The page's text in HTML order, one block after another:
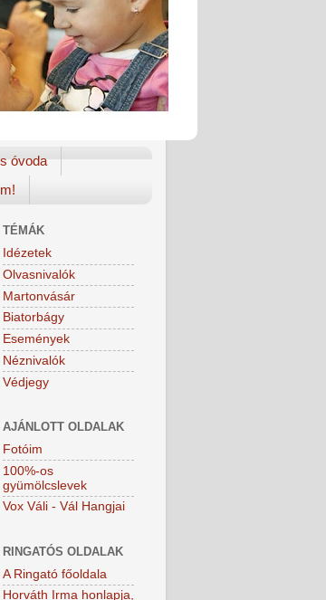
óvoda
TÉMÁK
Idézetek
Olvasnivalók
Martonvásár
Biatorbágy
Események
Néznivalók
Védjegy
AJÁNLOTT OLDALAK
Fotóim
100%-os
gyümölcslevek
Vox Váli - Vál Hangjai
RINGATÓS OLDALAK
A Ringató főoldala
Horváth Irma honlapja,